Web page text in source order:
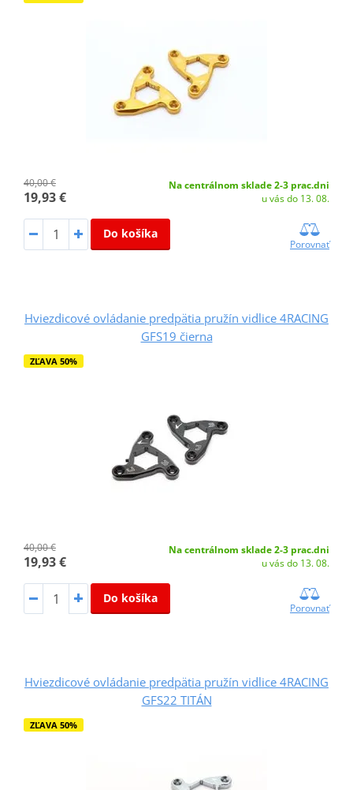
40,00 €
19,93 €
Na centrálnom sklade 2-3 prac.dni
u vás do 13. 08.
Do košíka
Porovnať
Hviezdicové ovládanie predpätia pružín vidlice 4RACING
GFS19 čierna
ZĽAVA 50%
40,00 €
19,93 €
Na centrálnom sklade 2-3 prac.dni
u vás do 13. 08.
Do košíka
Porovnať
Hviezdicové ovládanie predpätia pružín vidlice 4RACING
GFS22 TITÁN
ZĽAVA 50%